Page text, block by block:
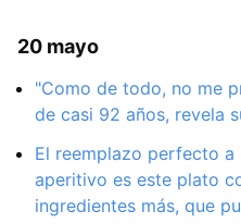
20 mayo
"Como de todo, no me
de casi 92 años, revela
El reemplazo perfecto
aperitivo es este plato
ingredientes más, que